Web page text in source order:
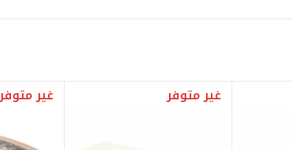
غير متوفر غير متوفر